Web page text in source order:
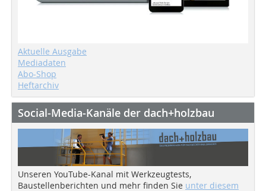
Aktuelle Ausgabe
Mediadaten
Abo-Shop
Heftarchiv
Social-Media-Kanäle der dach+holzbau
Unseren YouTube-Kanal mit Werkzeugtests,
Baustellenberichten und mehr finden Sie unter diesem